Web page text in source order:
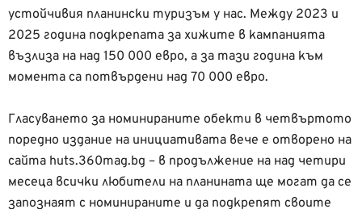
устойчивия планински туризъм у нас. Между 2023 и
2025 година подкрепата за хижите в кампанията
възлиза на над 150 000 евро, а за тази година към
момента са потвърдени над 70 000 евро.
Гласуването за номинираните обекти в четвъртото
поредно издание на инициативата вече е отворено на
сайта huts.360mag.bg – в продължение на над четири
месеца всички любители на планината ще могат да се
запознаят с номинираните и да подкрепят своите